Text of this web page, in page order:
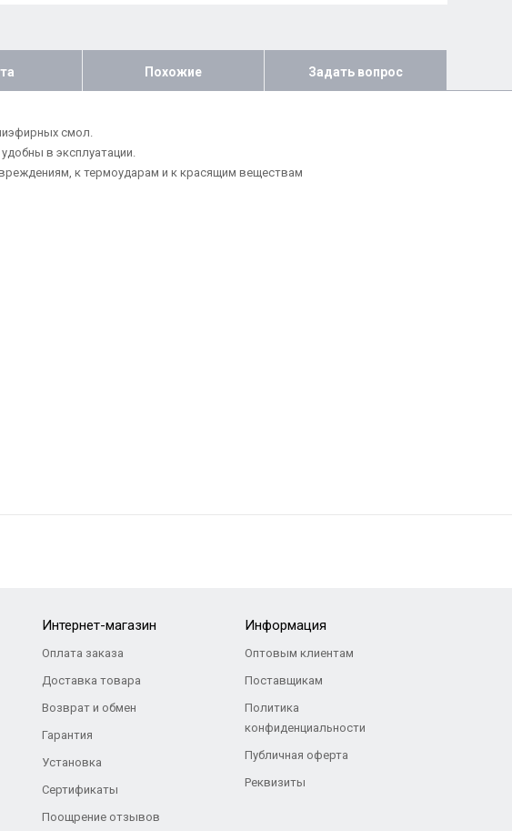
Похожие Задать вопрос
смол.
в эксплуатации.
к термоударам и к красящим веществам
Интернет-магазин
Оплата заказа
Доставка товара
Возврат и обмен
Гарантия
Установка
Сертификаты
Поощрение отзывов
Информация
Оптовым клиентам
Поставщикам
Политика
конфиденциальности
Публичная оферта
Реквизиты